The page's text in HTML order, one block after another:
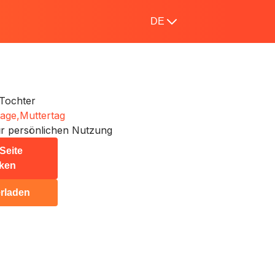
DE
Muttertag
persönlichen Nutzung